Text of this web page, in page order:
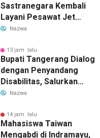
Sastranegara Kembali
Layani Pesawat Jet
Mulai 14 Agustus 2026,
Rute Bandung-Denpasar
Nazwa
13 jam lalu
Bupati Tangerang Dialog
dengan Penyandang
Disabilitas, Salurkan
Bantuan dan Tampung
Nazwa
14 jam lalu
Mahasiswa Taiwan
Mengabdi di Indramayu,